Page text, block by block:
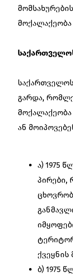
გარდა,
მოქალაქეობა
ან
ა) 1975
პირები,
ქვეყნის
ბ) 1975